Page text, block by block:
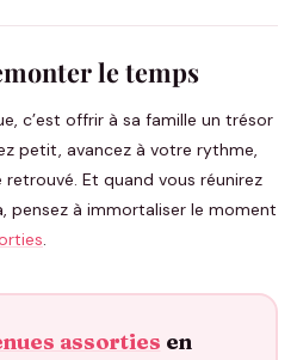
le temps
c’est offrir à sa famille un trésor
petit, avancez à votre rythme,
Et quand vous réunirez
à immortaliser le moment
.
assorties en